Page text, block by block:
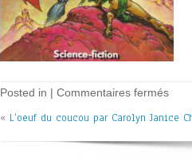
Posted in | Commentaires ferméssur
du
–
« L’oeuf du coucou par Carolyn Janice